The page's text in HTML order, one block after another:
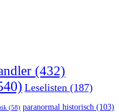
(432)
Leselisten (187)
(58) paranormal historisch (103)